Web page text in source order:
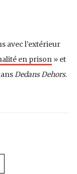
avec l’extérieur
en prison » et
Dedans Dehors.